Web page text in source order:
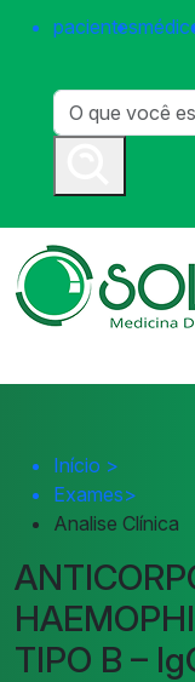
pacientes
Início >
Exames>
Analise Clínica
TIPO B –